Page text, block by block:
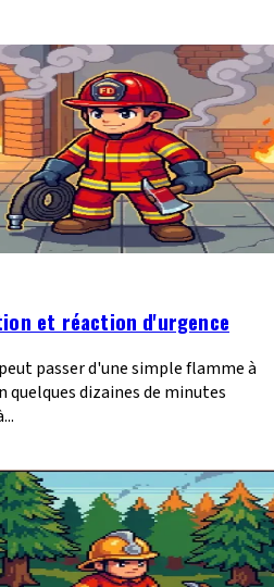
et réaction d'urgence
passer d'une simple flamme à
dizaines de minutes